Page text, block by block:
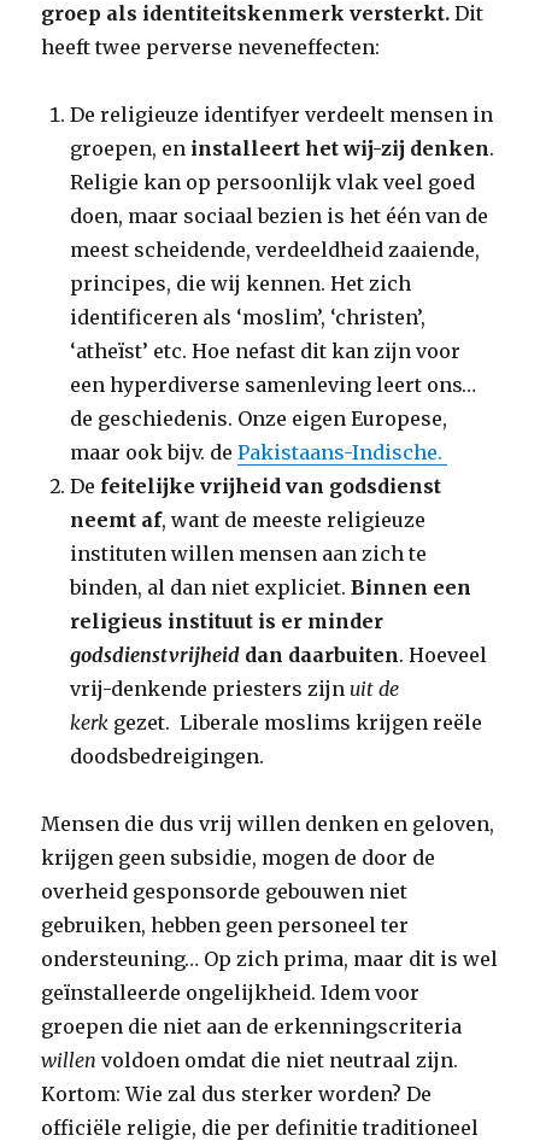
groep als identiteitskenmerk versterkt. Dit
heeft twee perverse neveneffecten:
De religieuze identifyer verdeelt mensen in
groepen, en installeert het wij-zij denken.
Religie kan op persoonlijk vlak veel goed
doen, maar sociaal bezien is het één van de
meest scheidende, verdeeldheid zaaiende,
principes, die wij kennen. Het zich
identificeren als ‘moslim’, ‘christen’,
‘atheïst’ etc. Hoe nefast dit kan zijn voor
een hyperdiverse samenleving leert ons…
de geschiedenis. Onze eigen Europese,
maar ook bijv. dePakistaans-Indische.
De feitelijke vrijheid van godsdienst
neemt af, want de meeste religieuze
instituten willen mensen aan zich te
binden, al dan niet expliciet.Binnen een
religieus instituut is er minder
godsdienstvrijheid dan daarbuiten. Hoeveel
vrij-denkende priesters zijn uit de
kerk gezet. Liberale moslims krijgen reële
doodsbedreigingen.
Mensen die dus vrij willen denken en geloven,
krijgen geen subsidie, mogen de door de
overheid gesponsorde gebouwen niet
gebruiken, hebben geen personeel ter
ondersteuning… Op zich prima, maar dit is wel
geïnstalleerde ongelijkheid. Idem voor
groepen die niet aan de erkenningscriteria
willenvoldoen omdat die niet neutraal zijn.
Kortom: Wie zal dus sterker worden? De
officiële religie, die per definitie traditioneel